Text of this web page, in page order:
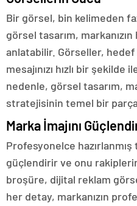
Bir görsel, bin kelimeden
görsel tasarım,
anlatabilir. Görseller,
mesajınızı hızlı bir şekilde
nedenle, görsel tasarım,
stratejisinin temel bir
Marka İmajını
Profesyonelce hazırlanmış
güçlendirir ve onu
broşüre, dijital reklam
her detay, markanızın